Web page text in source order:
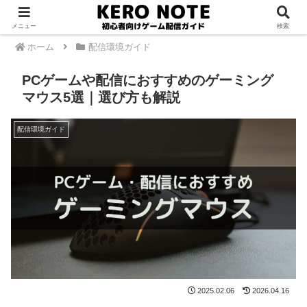
PR
ホーム 配信環境ガイド
PCゲームや配信におすすめのゲーミング
マウス5選｜選び方も解説
配信環境ガイド
2025.02.06 2026.04.16
メニュー 検索